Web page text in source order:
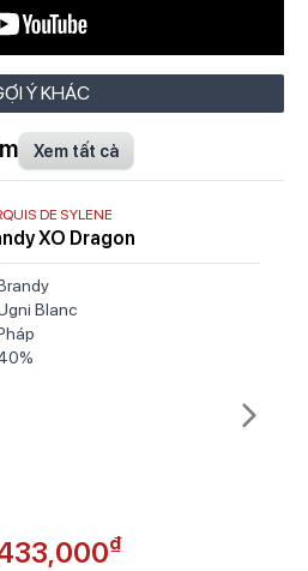
Ý KHÁC
Xem tất cả
DE SYLENE
XO Dragon
Blanc
₫